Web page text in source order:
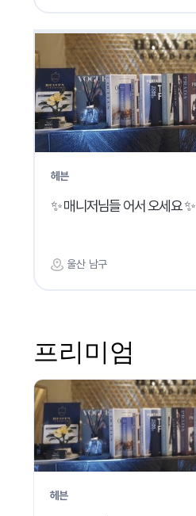
헤븐
✨ 매니저님들 어서 오세요 ✨
울산 남구
프리미엄
헤븐